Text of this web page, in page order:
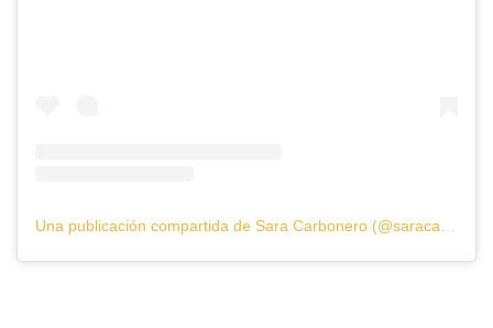
Una publicación compartida de Sara Carbonero (@saracarbonero)